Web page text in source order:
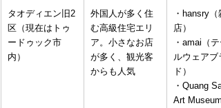
タオディエン旧2
区（現在はトゥ
ードゥック市
内）
外国人が多く住
む高級住宅エリ
ア。小さなお店
が多く、観光客
からも人気
・hansry（
店）
・amai（テ
ルウェアブ
ド）
・Quang
Art Museum